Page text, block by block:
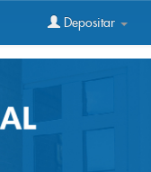
Depositar